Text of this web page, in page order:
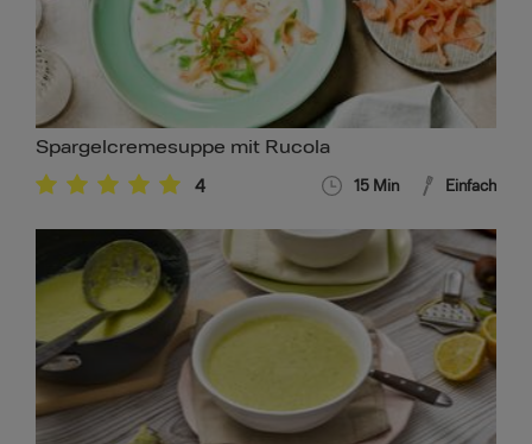
Spargelcremesuppe mit Rucola
4 15 Min Einfach